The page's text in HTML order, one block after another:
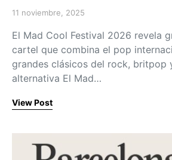
Posted on
11 noviembre, 2025
El Mad Cool Festival 2026 revela
cartel que combina el pop
grandes clásicos del rock, britpop
alternativa El Mad…
View Post